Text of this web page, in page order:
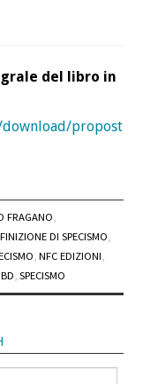
del libro in
download/propost
FRAGANO,
DI SPECISMO,
,NFC EDIZIONI,
,SPECISMO